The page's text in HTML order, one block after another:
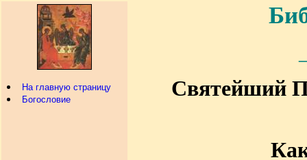
На главную страницу
Богословие
Святейший